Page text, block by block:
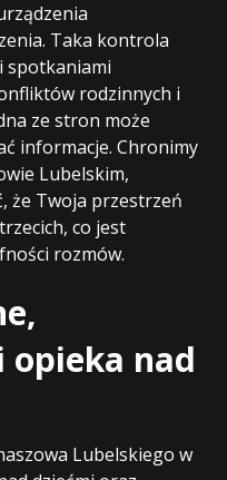
Taka kontrola
spotkaniami
rodzinnych i
ze stron może
informacje. Chronimy
Lubelskim,
że Twoja przestrzeń
co jest
rozmów.
nad
Lubelskiego w